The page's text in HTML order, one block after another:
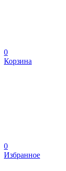
0
Корзина
0
Избранное